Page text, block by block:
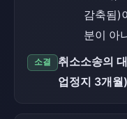
감축됨)
분이 아
소결
취소소송의
업정지 3개월